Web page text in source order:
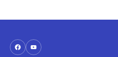
bicicleta. Em busca de leveza e
bikepacking é um explorador
que se aventura para além dos